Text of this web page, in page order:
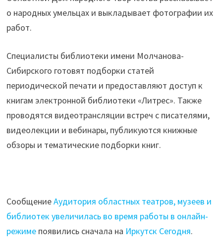
о народных умельцах и выкладывает фотографии их
работ.
Специалисты библиотеки имени Молчанова-
Сибирского готовят подборки статей
периодической печати и предоставляют доступ к
книгам электронной библиотеки «Литрес». Также
проводятся видеотрансляции встреч с писателями,
видеолекции и вебинары, публикуются книжные
обзоры и тематические подборки книг.
СообщениеАудитория областных театров, музеев и
библиотек увеличилась во время работы в онлайн-
режимепоявились сначала на Иркутск Сегодня.